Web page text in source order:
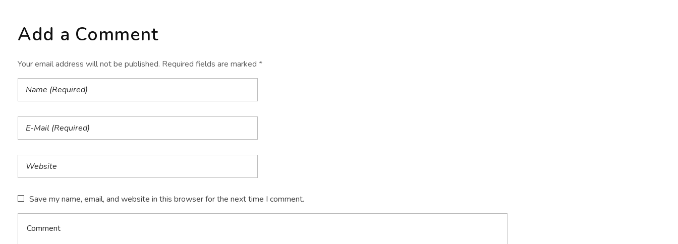
Add a Comment
Your email address will not be published. Required fields are marked *
Save my name, email, and website in this browser for the next time I comment.